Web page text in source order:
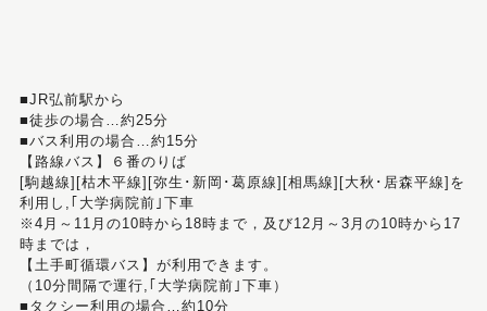
■JR弘前駅から
■徒歩の場合…約25分
■バス利用の場合…約15分
【路線バス】６番のりば
[駒越線][枯木平線][弥生･新岡･葛原線][相馬線][大秋･居森平線]を
利用し,｢大学病院前｣下車
※4月～11月の10時から18時まで，及び12月～3月の10時から17
時までは，
【土手町循環バス】が利用できます。
（10分間隔で運行,｢大学病院前｣下車）
■タクシー利用の場合…約10分